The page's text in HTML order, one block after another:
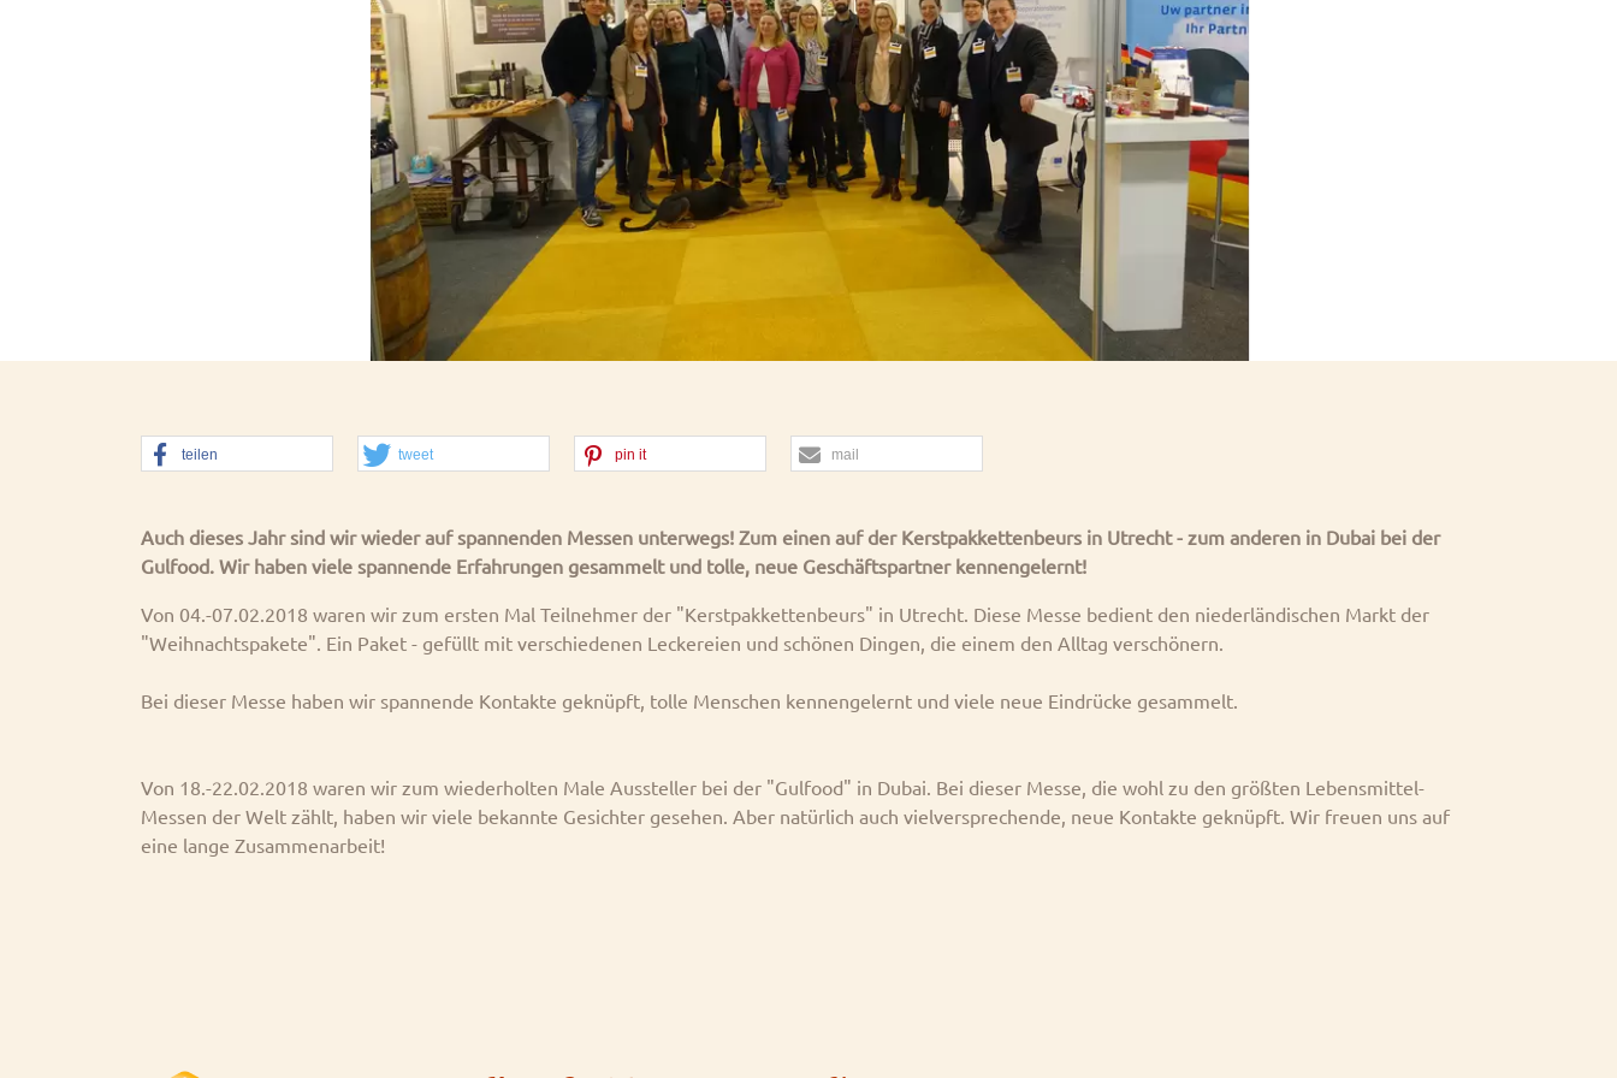
teilen tweet pin it mail
Auch dieses Jahr sind wir wieder auf spannenden Messen unterwegs! Zum einen auf der Kerstpakkettenbeurs in Utrecht - zum anderen in Dubai bei der
Gulfood. Wir haben viele spannende Erfahrungen gesammelt und tolle, neue Geschäftspartner kennengelernt!
Von 04.-07.02.2018 waren wir zum ersten Mal Teilnehmer der "Kerstpakkettenbeurs" in Utrecht. Diese Messe bedient den niederländischen Markt der
"Weihnachtspakete". Ein Paket - gefüllt mit verschiedenen Leckereien und schönen Dingen, die einem den Alltag verschönern.
Bei dieser Messe haben wir spannende Kontakte geknüpft, tolle Menschen kennengelernt und viele neue Eindrücke gesammelt.
Von 18.-22.02.2018 waren wir zum wiederholten Male Aussteller bei der "Gulfood" in Dubai. Bei dieser Messe, die wohl zu den größten Lebensmittel-
Messen der Welt zählt, haben wir viele bekannte Gesichter gesehen. Aber natürlich auch vielversprechende, neue Kontakte geknüpft. Wir freuen uns auf
eine lange Zusammenarbeit!